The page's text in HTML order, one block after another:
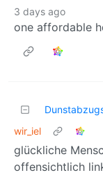
3 days ago
one affordable
wir_iel
glückliche
offensichtlich